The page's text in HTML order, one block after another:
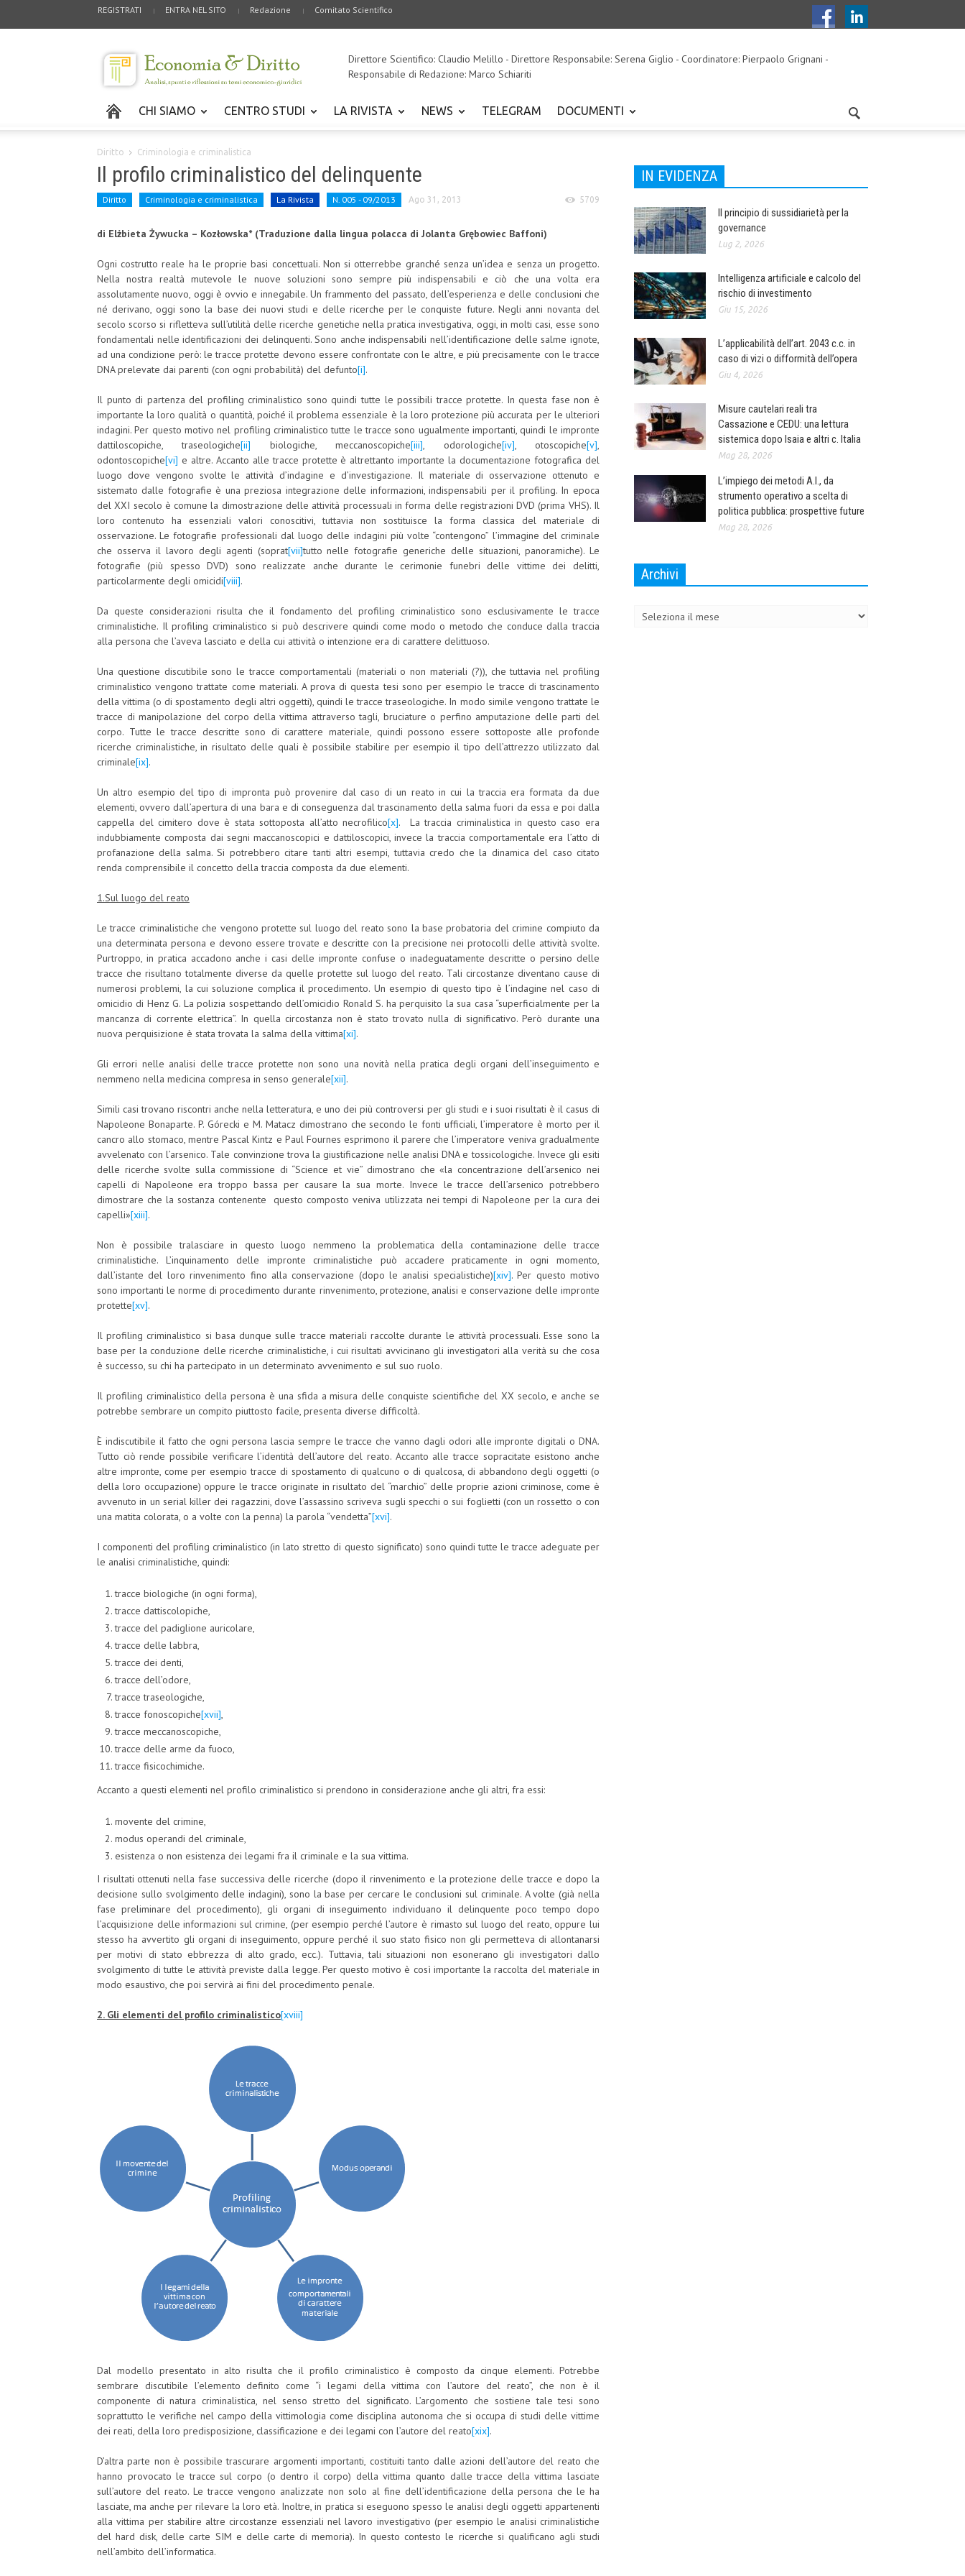
REGISTRATI ENTRA NEL SITO Redazione Comitato Scientifico
Direttore Scientifico: Claudio Melillo - Direttore Responsabile: Serena Giglio - Coordinatore: Pierpaolo Grignani -
Responsabile di Redazione: Marco Schiariti
CHI SIAMO CENTRO STUDI LA RIVISTA NEWS TELEGRAM DOCUMENTI
Diritto Criminologia e criminalistica
Il profilo criminalistico del delinquente
Diritto Criminologia e criminalistica La Rivista N. 005 - 09/2013 Ago 31, 2013 5709
di Elżbieta Żywucka – Kozłowska* (Traduzione dalla lingua polacca di Jolanta Grębowiec Baffoni)
Ogni costrutto reale ha le proprie basi concettuali. Non si otterrebbe granché senza un’idea e senza un progetto.
Nella nostra realtà mutevole le nuove soluzioni sono sempre più indispensabili e ciò che una volta era
assolutamente nuovo, oggi è ovvio e innegabile. Un frammento del passato, dell’esperienza e delle conclusioni che
né derivano, oggi sono la base dei nuovi studi e delle ricerche per le conquiste future. Negli anni novanta del
secolo scorso si rifletteva sull’utilità delle ricerche genetiche nella pratica investigativa, oggi, in molti casi, esse sono
fondamentali nelle identificazioni dei delinquenti. Sono anche indispensabili nell’identificazione delle salme ignote,
ad una condizione però: le tracce protette devono essere confrontate con le altre, e più precisamente con le tracce
DNA prelevate dai parenti (con ogni probabilità) del defunto[i].
Il punto di partenza del profiling criminalistico sono quindi tutte le possibili tracce protette. In questa fase non è
importante la loro qualità o quantità, poiché il problema essenziale è la loro protezione più accurata per le ulteriori
indagini. Per questo motivo nel profiling criminalistico tutte le tracce sono ugualmente importanti, quindi le impronte
dattiloscopiche, traseologiche[ii] biologiche, meccanoscopiche[iii], odorologiche[iv], otoscopiche[v],
odontoscopiche[vi] e altre. Accanto alle tracce protette è altrettanto importante la documentazione fotografica del
luogo dove vengono svolte le attività d’indagine e d’investigazione. Il materiale di osservazione ottenuto e
sistemato dalle fotografie è una preziosa integrazione delle informazioni, indispensabili per il profiling. In epoca
del XXI secolo è comune la dimostrazione delle attività processuali in forma delle registrazioni DVD (prima VHS). Il
loro contenuto ha essenziali valori conoscitivi, tuttavia non sostituisce la forma classica del materiale di
osservazione. Le fotografie professionali dal luogo delle indagini più volte “contengono” l’immagine del criminale
che osserva il lavoro degli agenti (soprat[vii]tutto nelle fotografie generiche delle situazioni, panoramiche). Le
fotografie (più spesso DVD) sono realizzate anche durante le cerimonie funebri delle vittime dei delitti,
particolarmente degli omicidi[viii].
Da queste considerazioni risulta che il fondamento del profiling criminalistico sono esclusivamente le tracce
criminalistiche. Il profiling criminalistico si può descrivere quindi come modo o metodo che conduce dalla traccia
alla persona che l’aveva lasciato e della cui attività o intenzione era di carattere delittuoso.
Una questione discutibile sono le tracce comportamentali (materiali o non materiali (?)), che tuttavia nel profiling
criminalistico vengono trattate come materiali. A prova di questa tesi sono per esempio le tracce di trascinamento
della vittima (o di spostamento degli altri oggetti), quindi le tracce traseologiche. In modo simile vengono trattate le
tracce di manipolazione del corpo della vittima attraverso tagli, bruciature o perfino amputazione delle parti del
corpo. Tutte le tracce descritte sono di carattere materiale, quindi possono essere sottoposte alle profonde
ricerche criminalistiche, in risultato delle quali è possibile stabilire per esempio il tipo dell’attrezzo utilizzato dal
criminale[ix].
Un altro esempio del tipo di impronta può provenire dal caso di un reato in cui la traccia era formata da due
elementi, ovvero dall’apertura di una bara e di conseguenza dal trascinamento della salma fuori da essa e poi dalla
cappella del cimitero dove è stata sottoposta all’atto necrofilico[x]. La traccia criminalistica in questo caso era
indubbiamente composta dai segni maccanoscopici e dattiloscopici, invece la traccia comportamentale era l’atto di
profanazione della salma. Si potrebbero citare tanti altri esempi, tuttavia credo che la dinamica del caso citato
renda comprensibile il concetto della traccia composta da due elementi.
1.Sul luogo del reato
Le tracce criminalistiche che vengono protette sul luogo del reato sono la base probatoria del crimine compiuto da
una determinata persona e devono essere trovate e descritte con la precisione nei protocolli delle attività svolte.
Purtroppo, in pratica accadono anche i casi delle impronte confuse o inadeguatamente descritte o persino delle
tracce che risultano totalmente diverse da quelle protette sul luogo del reato. Tali circostanze diventano cause di
numerosi problemi, la cui soluzione complica il procedimento. Un esempio di questo tipo è l’indagine nel caso di
omicidio di Henz G. La polizia sospettando dell’omicidio Ronald S. ha perquisito la sua casa “superficialmente per la
mancanza di corrente elettrica”. In quella circostanza non è stato trovato nulla di significativo. Però durante una
nuova perquisizione è stata trovata la salma della vittima[xi].
Gli errori nelle analisi delle tracce protette non sono una novità nella pratica degli organi dell’inseguimento e
nemmeno nella medicina compresa in senso generale[xii].
Simili casi trovano riscontri anche nella letteratura, e uno dei più controversi per gli studi e i suoi risultati è il casus di
Napoleone Bonaparte. P. Górecki e M. Matacz dimostrano che secondo le fonti ufficiali, l’imperatore è morto per il
cancro allo stomaco, mentre Pascal Kintz e Paul Fournes esprimono il parere che l’imperatore veniva gradualmente
avvelenato con l’arsenico. Tale convinzione trova la giustificazione nelle analisi DNA e tossicologiche. Invece gli esiti
delle ricerche svolte sulla commissione di “Science et vie” dimostrano che «la concentrazione dell’arsenico nei
capelli di Napoleone era troppo bassa per causare la sua morte. Invece le tracce dell’arsenico potrebbero
dimostrare che la sostanza contenente questo composto veniva utilizzata nei tempi di Napoleone per la cura dei
capelli»[xiii].
Non è possibile tralasciare in questo luogo nemmeno la problematica della contaminazione delle tracce
criminalistiche. L’inquinamento delle impronte criminalistiche può accadere praticamente in ogni momento,
dall’istante del loro rinvenimento fino alla conservazione (dopo le analisi specialistiche)[xiv]. Per questo motivo
sono importanti le norme di procedimento durante rinvenimento, protezione, analisi e conservazione delle impronte
protette[xv].
Il profiling criminalistico si basa dunque sulle tracce materiali raccolte durante le attività processuali. Esse sono la
base per la conduzione delle ricerche criminalistiche, i cui risultati avvicinano gli investigatori alla verità su che cosa
è successo, su chi ha partecipato in un determinato avvenimento e sul suo ruolo.
Il profiling criminalistico della persona è una sfida a misura delle conquiste scientifiche del XX secolo, e anche se
potrebbe sembrare un compito piuttosto facile, presenta diverse difficoltà.
È indiscutibile il fatto che ogni persona lascia sempre le tracce che vanno dagli odori alle impronte digitali o DNA.
Tutto ciò rende possibile verificare l’identità dell’autore del reato. Accanto alle tracce sopracitate esistono anche
altre impronte, come per esempio tracce di spostamento di qualcuno o di qualcosa, di abbandono degli oggetti (o
della loro occupazione) oppure le tracce originate in risultato del “marchio” delle proprie azioni criminose, come è
avvenuto in un serial killer dei ragazzini, dove l’assassino scriveva sugli specchi o sui foglietti (con un rossetto o con
una matita colorata, o a volte con la penna) la parola “vendetta”[xvi].
I componenti del profiling criminalistico (in lato stretto di questo significato) sono quindi tutte le tracce adeguate per
le analisi criminalistiche, quindi:
tracce biologiche (in ogni forma),
tracce dattiscolopiche,
tracce del padiglione auricolare,
tracce delle labbra,
tracce dei denti,
tracce dell’odore,
tracce traseologiche,
tracce fonoscopiche[xvii],
tracce meccanoscopiche,
tracce delle arme da fuoco,
tracce fisicochimiche.
Accanto a questi elementi nel profilo criminalistico si prendono in considerazione anche gli altri, fra essi:
movente del crimine,
modus operandi del criminale,
esistenza o non esistenza dei legami fra il criminale e la sua vittima.
I risultati ottenuti nella fase successiva delle ricerche (dopo il rinvenimento e la protezione delle tracce e dopo la
decisione sullo svolgimento delle indagini), sono la base per cercare le conclusioni sul criminale. A volte (già nella
fase preliminare del procedimento), gli organi di inseguimento individuano il delinquente poco tempo dopo
l’acquisizione delle informazioni sul crimine, (per esempio perché l’autore è rimasto sul luogo del reato, oppure lui
stesso ha avvertito gli organi di inseguimento, oppure perché il suo stato fisico non gli permetteva di allontanarsi
per motivi di stato ebbrezza di alto grado, ecc.). Tuttavia, tali situazioni non esonerano gli investigatori dallo
svolgimento di tutte le attività previste dalla legge. Per questo motivo è così importante la raccolta del materiale in
modo esaustivo, che poi servirà ai fini del procedimento penale.
2. Gli elementi del profilo criminalistico[xviii]
Dal modello presentato in alto risulta che il profilo criminalistico è composto da cinque elementi. Potrebbe
sembrare discutibile l’elemento definito come “i legami della vittima con l’autore del reato”, che non è il
componente di natura criminalistica, nel senso stretto del significato. L’argomento che sostiene tale tesi sono
soprattutto le verifiche nel campo della vittimologia come disciplina autonoma che si occupa di studi delle vittime
dei reati, della loro predisposizione, classificazione e dei legami con l’autore del reato[xix].
D’altra parte non è possibile trascurare argomenti importanti, costituiti tanto dalle azioni dell’autore del reato che
hanno provocato le tracce sul corpo (o dentro il corpo) della vittima quanto dalle tracce della vittima lasciate
sull’autore del reato. Le tracce vengono analizzate non solo al fine dell’identificazione della persona che le ha
lasciate, ma anche per rilevare la loro età. Inoltre, in pratica si eseguono spesso le analisi degli oggetti appartenenti
alla vittima per stabilire altre circostanze essenziali nel lavoro investigativo (per esempio le analisi criminalistiche
del hard disk, delle carte SIM e delle carte di memoria). In questo contesto le ricerche si qualificano agli studi
nell’ambito dell’informatica.
IN EVIDENZA
Il principio di sussidiarietà per la
governance
Lug 2, 2026
Intelligenza artificiale e calcolo del
rischio di investimento
Giu 15, 2026
L’applicabilità dell’art. 2043 c.c. in
caso di vizi o difformità dell’opera
Giu 4, 2026
Misure cautelari reali tra
Cassazione e CEDU: una lettura
sistemica dopo Isaia e altri c. Italia
Mag 28, 2026
L’impiego dei metodi A.I., da
strumento operativo a scelta di
politica pubblica: prospettive future
Mag 28, 2026
Archivi